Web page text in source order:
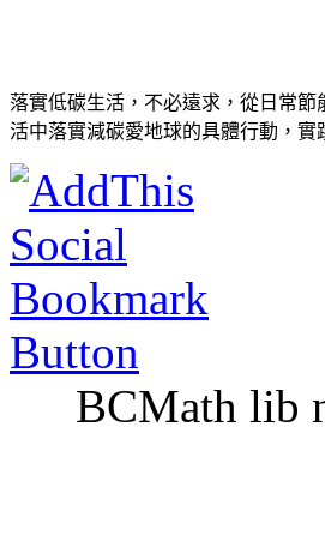
落實低碳生活，不必遠求，從日常
活中落實減碳愛地球的具體行動，
BCMath lib